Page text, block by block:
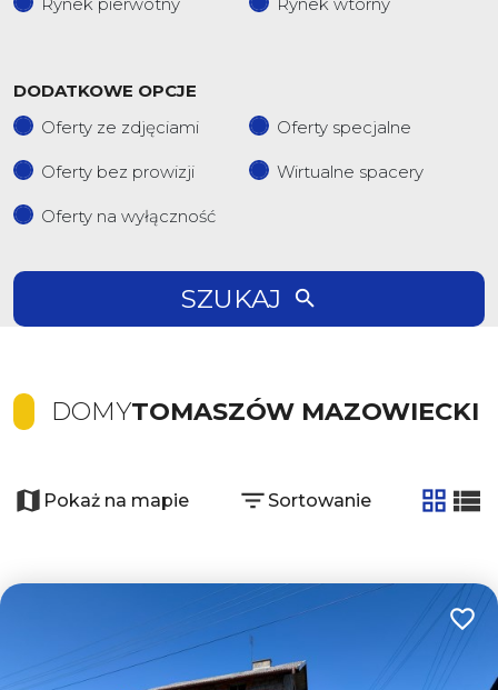
DODATKOWE OPCJE
Oferty ze zdjęciami
Oferty specjalne
Oferty bez prowizji Wirtualne spacery
Oferty na wyłączność
SZUKAJ
DOMYTOMASZÓW MAZOWIECKI
Pokaż na mapie Sortowanie
tabela